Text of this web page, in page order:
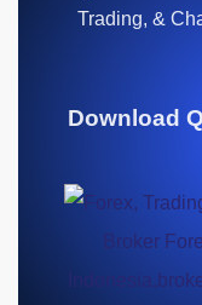
Trading, &
Download